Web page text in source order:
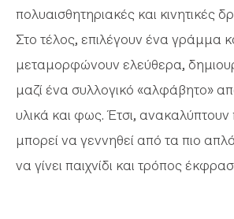
πολυαισθητηριακές και κινητικές
Στο τέλος, επιλέγουν ένα γράμμα
μεταμορφώνουν ελεύθερα,
μαζί ένα συλλογικό «αλφάβητο»
υλικά και φως. Έτσι,
μπορεί να γεννηθεί από τα πιο
να γίνει παιχνίδι και τρόπος